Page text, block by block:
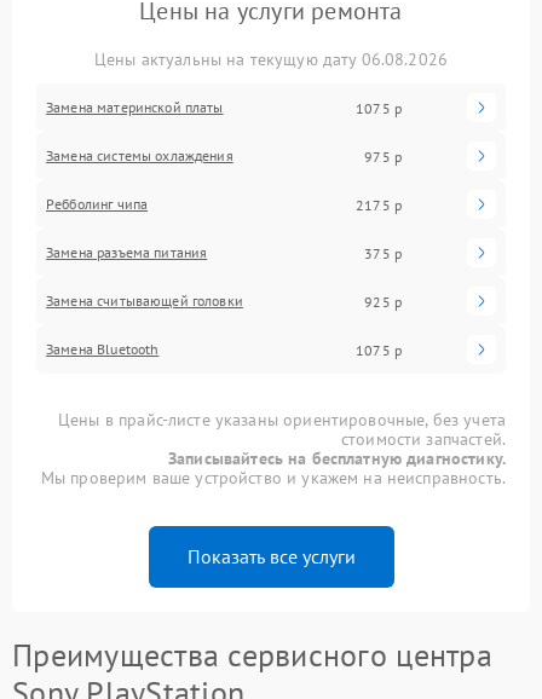
Цены на услуги ремонта
Цены актуальны на текущую дату 06.08.2026
Замена материнской платы 1075 р
Замена системы охлаждения 975 р
Ребболинг чипа 2175 р
Замена разъема питания 375 р
Замена считывающей головки 925 р
Замена Bluetooth 1075 р
Цены в прайс-листе указаны ориентировочные, без учета
стоимости запчастей.
Записывайтесь на бесплатную диагностику.
Мы проверим ваше устройство и укажем на неисправность.
Показать все услуги
Преимущества сервисного центра